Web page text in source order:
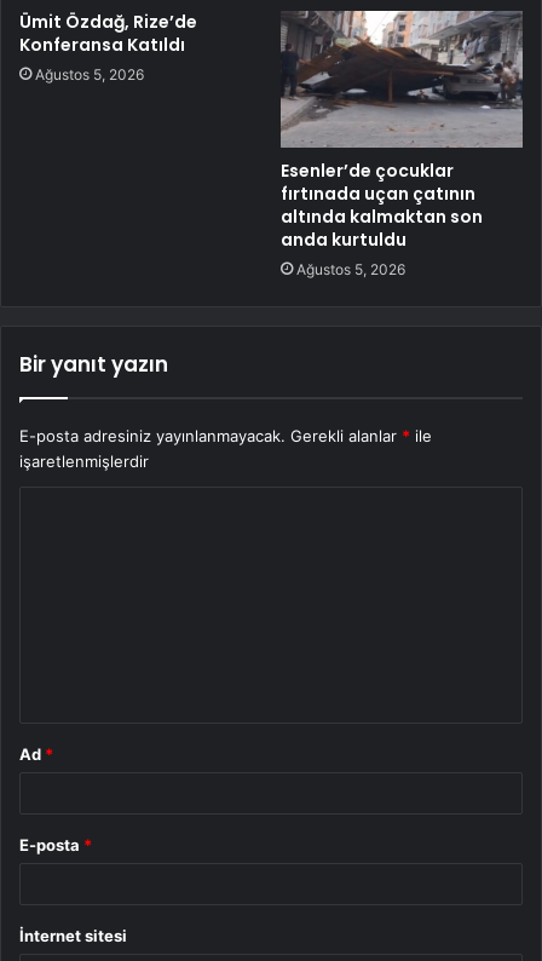
Ümit Özdağ, Rize’de
Konferansa Katıldı
Ağustos 5, 2026
Esenler’de çocuklar
fırtınada uçan çatının
altında kalmaktan son
anda kurtuldu
Ağustos 5, 2026
Bir yanıt yazın
E-posta adresiniz yayınlanmayacak. Gerekli alanlar * ile
işaretlenmişlerdir
Ad *
E-posta *
İnternet sitesi